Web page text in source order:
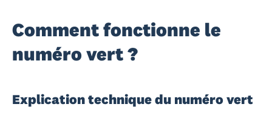
Comment fonctionne le
numéro vert ?
Explication technique du numéro vert